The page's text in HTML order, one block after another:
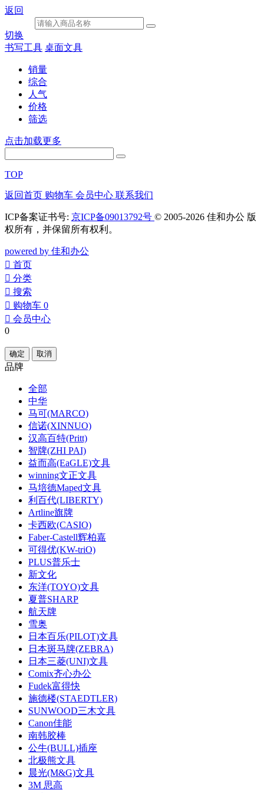
返回
切换
书写工具 桌面文具
销量
综合
人气
价格
筛选
点击加载更多
TOP
返回首页 购物车 会员中心 联系我们
ICP备案证书号: 京ICP备09013792号 © 2005-2026 佳和办公 版
权所有，并保留所有权利。
powered by 佳和办公
󰀁 首页
󰀂 分类
󰀃 搜索
󰀄 购物车 0
󰀅 会员中心
0
确定 取消
品牌
全部
中华
马可(MARCO)
信诺(XINNUO)
汉高百特(Pritt)
智牌(ZHI PAI)
益而高(EaGLE)文具
winning文正文具
马培德Maped文具
利百代(LIBERTY)
Artline旗牌
卡西欧(CASIO)
Faber-Castell辉柏嘉
可得优(KW-triO)
PLUS普乐士
新文化
东洋(TOYO)文具
夏普SHARP
航天牌
雪奥
日本百乐(PILOT)文具
日本斑马牌(ZEBRA)
日本三菱(UNI)文具
Comix齐心办公
Fudek富得快
施德楼(STAEDTLER)
SUNWOOD三木文具
Canon佳能
南韩胶棒
公牛(BULL)插座
北极熊文具
晨光(M&G)文具
3M 思高